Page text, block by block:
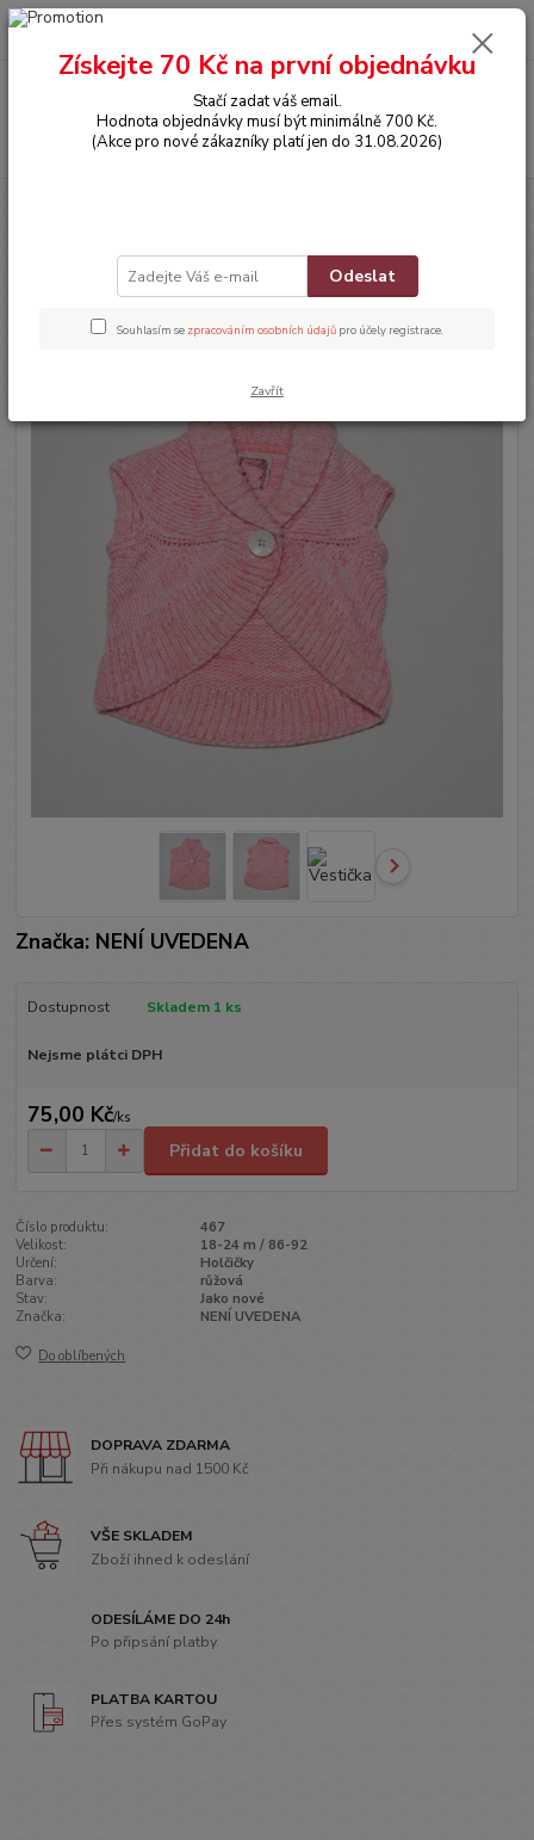
Hledat
0,00 Kč
Vestička
Značka: NENÍ UVEDENA
Dostupnost Skladem 1 ks
Nejsme plátci DPH
75,00 Kč/ks
Přidat do košíku
Číslo produktu:
467
Velikost:
18-24 m / 86-92
Určení:
Holčičky
Barva:
růžová
Stav:
Jako nové
Značka:
NENÍ UVEDENA
Do oblíbených
DOPRAVA ZDARMA
Při nákupu nad 1500 Kč
VŠE SKLADEM
Zboží ihned k odeslání
ODESÍLÁME DO 24h
Po připsání platby
PLATBA KARTOU
Přes systém GoPay
Získejte 70 Kč na první objednávku
Stačí zadat váš email.
Hodnota objednávky musí být minimálně 700 Kč.
(Akce pro nové zákazníky platí jen do 31.08.2026)
Odeslat
Souhlasím se zpracováním osobních údajů pro účely registrace.
Zavřít